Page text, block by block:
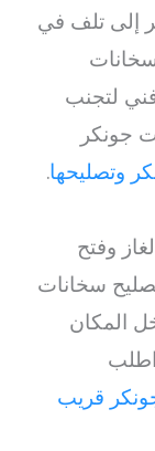
إلى تلف في
لتجنب
جونكر
وتصليحها.
وفتح
سخانات
المكان
قريب